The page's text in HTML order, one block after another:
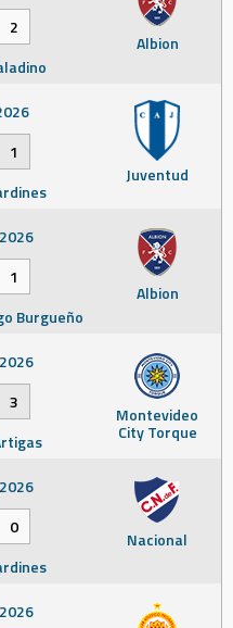
Albion
2
Juventud
1
Albion
1
Burgueño
Montevideo
City Torque
3
Nacional
0